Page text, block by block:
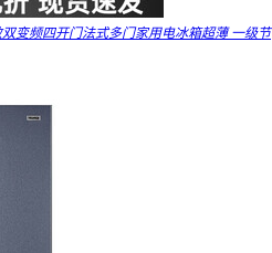
变频四开门法式多门家用电冰箱超薄 一级节